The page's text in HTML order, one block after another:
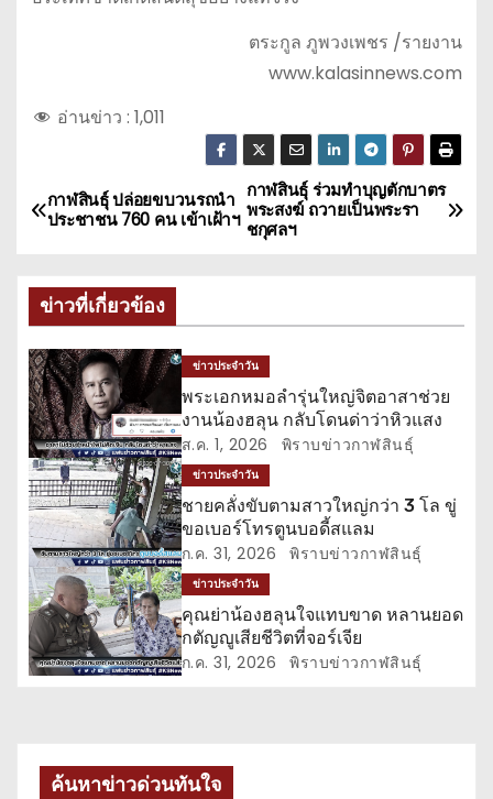
ตระกูล ภูพวงเพชร /รายงาน
www.kalasinnews.com
อ่านข่าว : 1,011
แ
ะ
แ
น
ว
เ
รื่
อ
ง
กาฬสินธุ์ ร่วมทำบุญตักบาตร
พระสงฆ์ ถวายเป็นพระรา
ชกุศลฯ
กาฬสินธุ์ ปล่อยขบวนรถนำ
ประชาชน 760 คน เข้าเฝ้าฯ
ข่าวที่เกี่ยวข้อง
ข่าวประจำวัน
พระเอกหมอลำรุ่นใหญ่จิตอาสาช่วย
งานน้องฮลุน กลับโดนด่าว่าหิวแสง
ส.ค. 1, 2026 พิราบข่าวกาฬสินธุ์
ข่าวประจำวัน
ชายคลั่งขับตามสาวใหญ่กว่า 3 โล ขู่
ขอเบอร์โทรตูนบอดี้สแลม
ก.ค. 31, 2026 พิราบข่าวกาฬสินธุ์
ข่าวประจำวัน
คุณย่าน้องฮลุนใจแทบขาด หลานยอด
กตัญญูเสียชีวิตที่จอร์เจีย
ก.ค. 31, 2026 พิราบข่าวกาฬสินธุ์
ค้นหาข่าวด่วนทันใจ